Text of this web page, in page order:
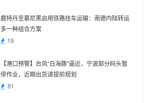
鹿特丹至慕尼黑启用铁路挂车运输：南德内陆转运
多一种组合方案
19
【港口预警】台风“白海豚”逼近，宁波部分码头暂
停作业，近期出货请提前规划
81